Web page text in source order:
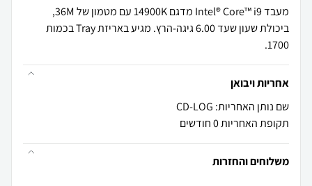
מעבד Intel® Core™ i9 מדגם 14900K עם מטמון של 36M,
ביכולת שעון שעד 6.00 גיגה-הרץ. מגיע באריזת Tray בכמות
1700.
אחריות ויבואן
שם נותן האחריות: CD-LOG
תקופת האחריות 0 חודשים
משלוחים והחזרות